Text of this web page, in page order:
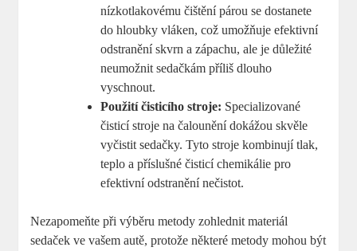
nízkotlakovému čištění párou se dostanete
do hloubky vláken, což umožňuje efektivní
odstranění skvrn a zápachu, ale je důležité
neumožnit sedačkám příliš dlouho
vyschnout.
Použití čisticího stroje: Specializované
čisticí stroje na čalounění dokážou skvěle
vyčistit sedačky. Tyto stroje kombinují tlak,
teplo a příslušné čisticí chemikálie pro
efektivní odstranění nečistot.
Nezapomeňte při výběru metody zohlednit materiál
sedaček ve vašem autě, protože některé metody mohou být